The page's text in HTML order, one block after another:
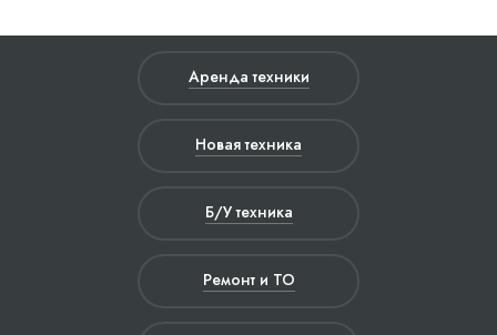
Аренда техники
Новая техника
Б/У техника
Ремонт и ТО